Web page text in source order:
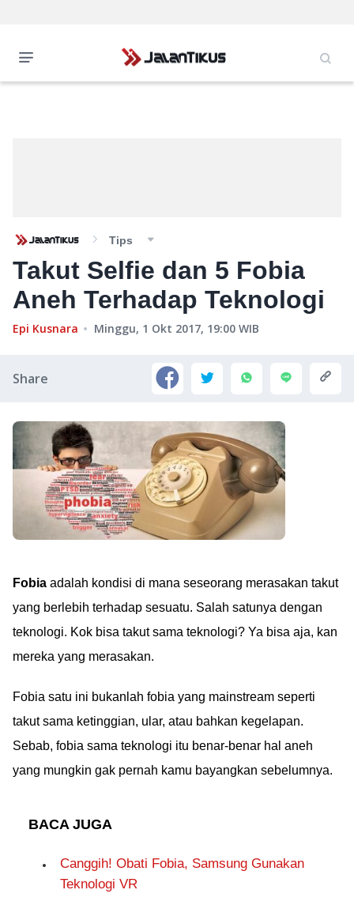
Tips
Takut Selfie dan 5 Fobia
Aneh Terhadap Teknologi
Epi Kusnara Minggu, 1 Okt 2017, 19:00 WIB
Share
Fobia adalah kondisi di mana seseorang merasakan takut
yang berlebih terhadap sesuatu. Salah satunya dengan
teknologi. Kok bisa takut sama teknologi? Ya bisa aja, kan
mereka yang merasakan.
Fobia satu ini bukanlah fobia yang mainstream seperti
takut sama ketinggian, ular, atau bahkan kegelapan.
Sebab, fobia sama teknologi itu benar-benar hal aneh
yang mungkin gak pernah kamu bayangkan sebelumnya.
BACA JUGA
Canggih! Obati Fobia, Samsung Gunakan
Teknologi VR